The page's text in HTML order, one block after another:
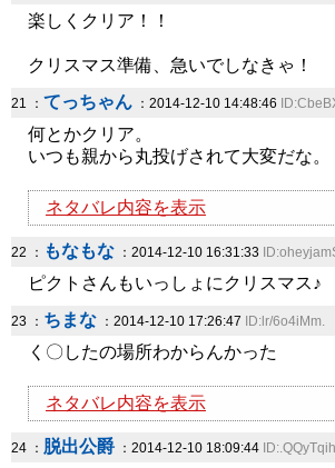
楽しくクリア！！
クリスマス準備、急いでしなきゃ！
21 ： てっちゃん ：2014-12-10 14:48:46
何とかクリア。
いつも親から丸投げされて大変だな。
ネタバレ内容を表示
22 ： もなもな ：2014-12-10 16:31:33
ピクトさんもいっしょにクリスマス♪
23 ： ちまな ：2014-12-10 17:26:47 ID:lr/6o4iMm.
く〇したの場所わからんかった
ネタバレ内容を表示
24 ： 脱出公爵 ：2014-12-10 18:09:44